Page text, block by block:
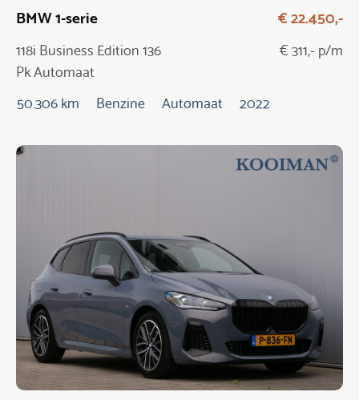
BMW 1-serie
118i Business Edition 136
Pk Automaat
€ 22.450,-
€ 311,- p/m
50.306 km Benzine Automaat 2022